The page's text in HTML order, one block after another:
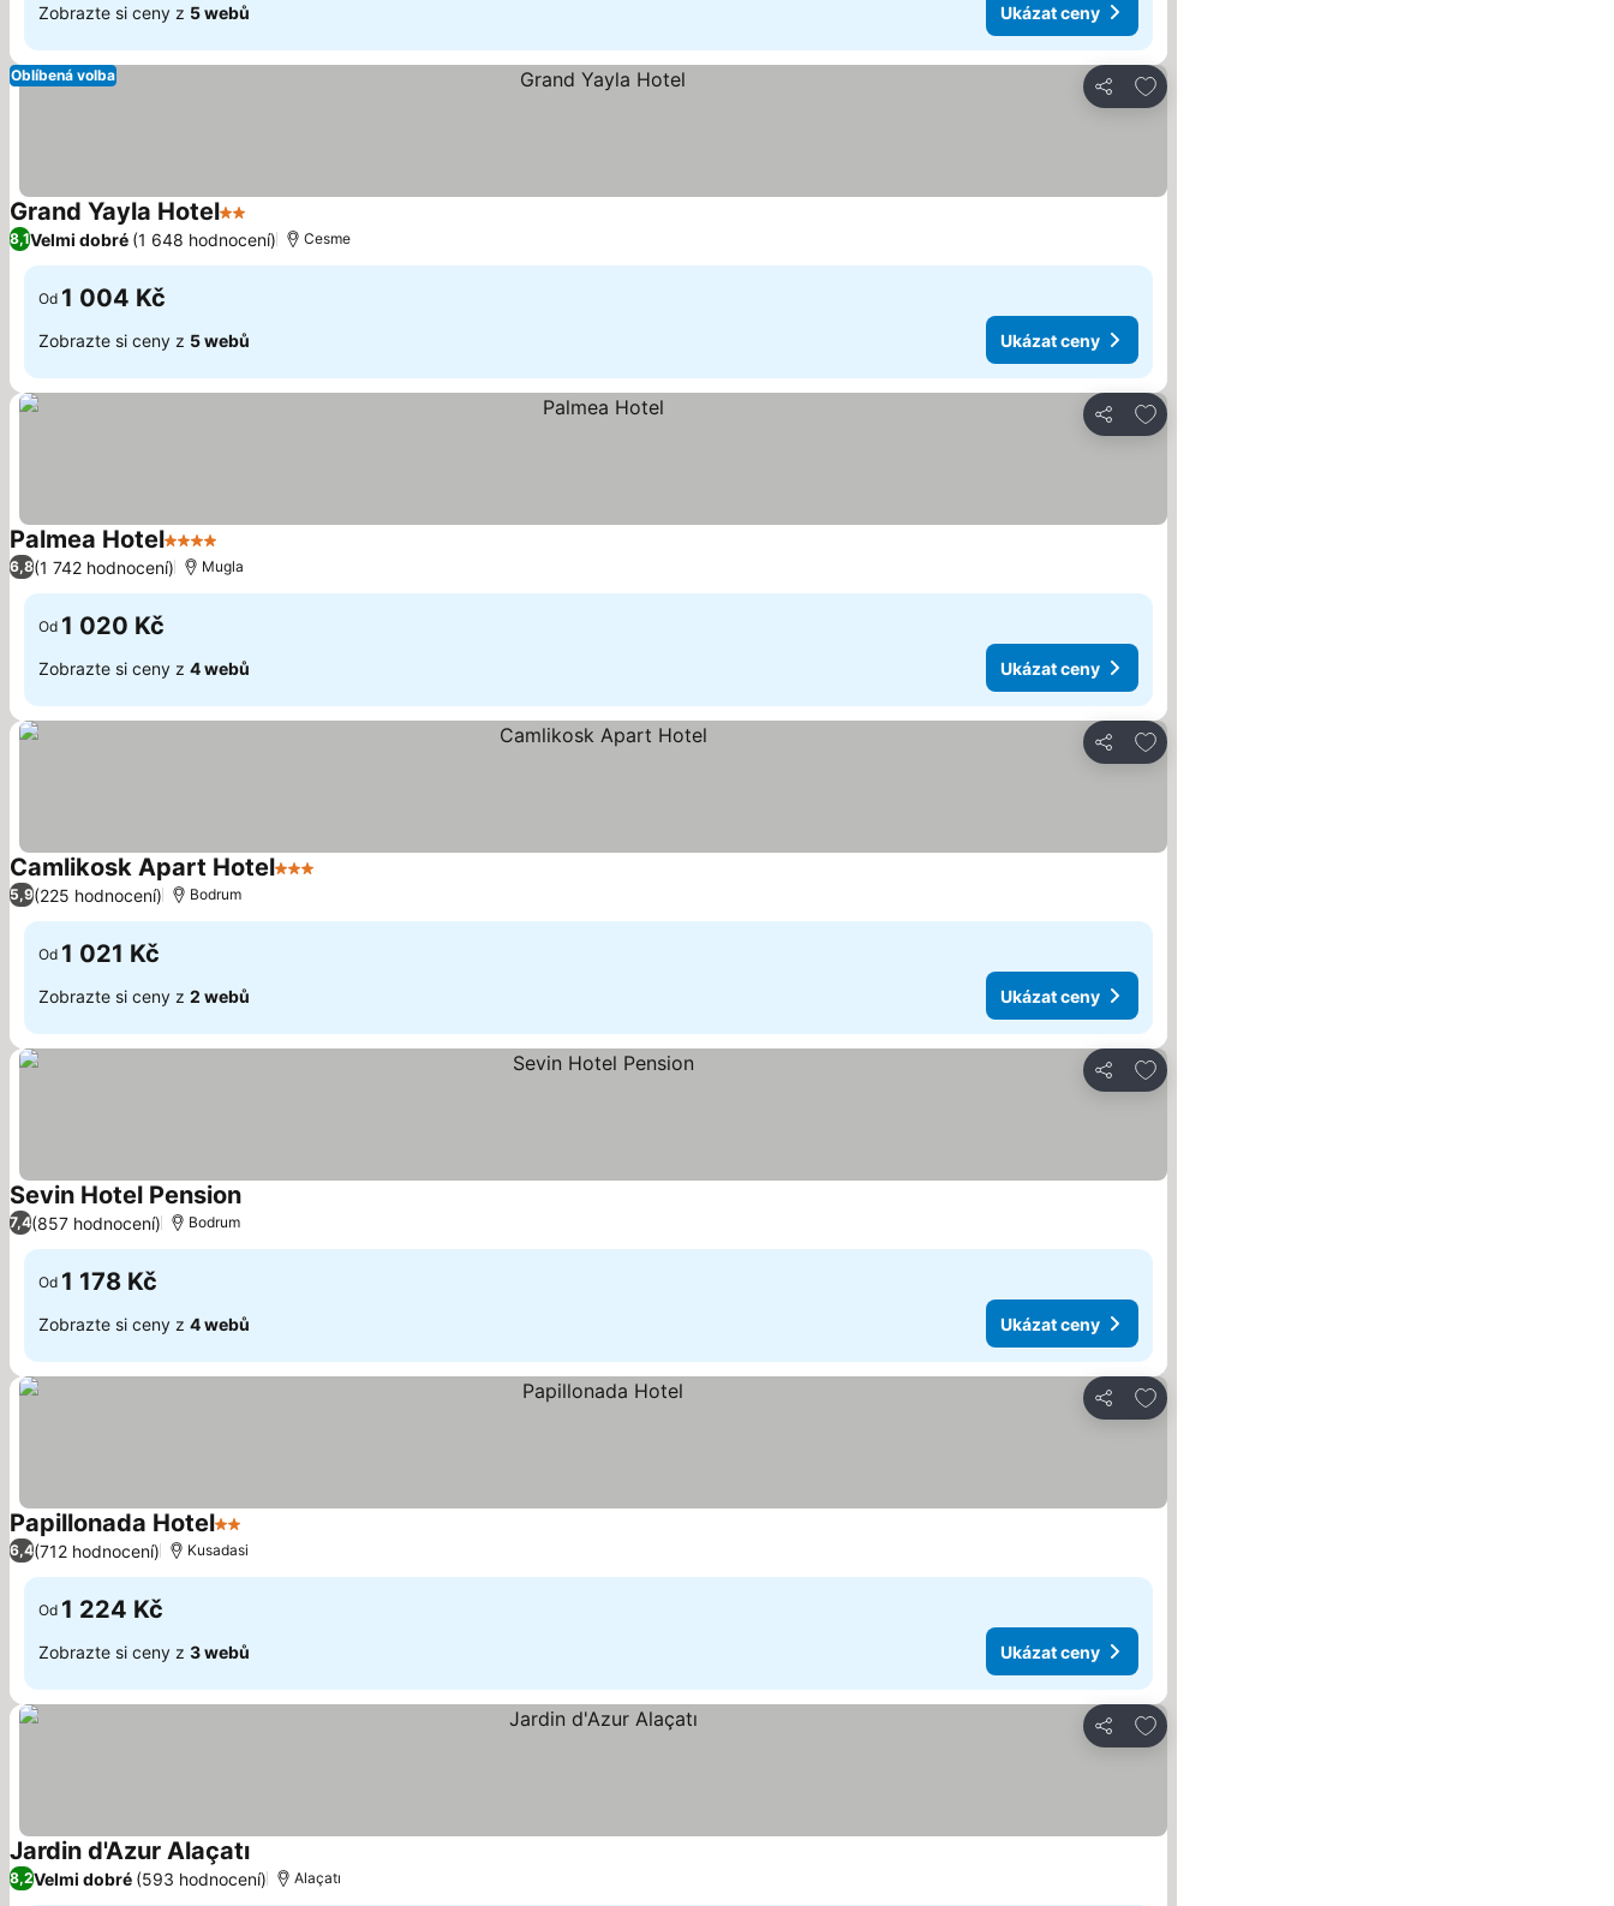
Zobrazte si ceny z 5 webů Ukázat ceny
Sdílet
Přidat na seznam oblíbených hotelů
Oblíbená volba
Grand Yayla Hotel2 Počet hvězdiček
8,1Velmi dobré (1 648 hodnocení) Cesme
Od 1 004 Kč
Zobrazte si ceny z 5 webů Ukázat ceny
Sdílet
Přidat na seznam oblíbených hotelů
Palmea Hotel4 Počet hvězdiček
6,8(1 742 hodnocení) Mugla
Od 1 020 Kč
Zobrazte si ceny z 4 webů Ukázat ceny
Sdílet
Přidat na seznam oblíbených hotelů
Camlikosk Apart Hotel3 Počet hvězdiček
5,9(225 hodnocení) Bodrum
Od 1 021 Kč
Zobrazte si ceny z 2 webů Ukázat ceny
Sdílet
Přidat na seznam oblíbených hotelů
Sevin Hotel Pension
7,4(857 hodnocení) Bodrum
Od 1 178 Kč
Zobrazte si ceny z 4 webů Ukázat ceny
Sdílet
Přidat na seznam oblíbených hotelů
Papillonada Hotel2 Počet hvězdiček
6,4(712 hodnocení) Kusadasi
Od 1 224 Kč
Zobrazte si ceny z 3 webů Ukázat ceny
Sdílet
Přidat na seznam oblíbených hotelů
Jardin d'Azur Alaçatı
8,2Velmi dobré (593 hodnocení) Alaçatı